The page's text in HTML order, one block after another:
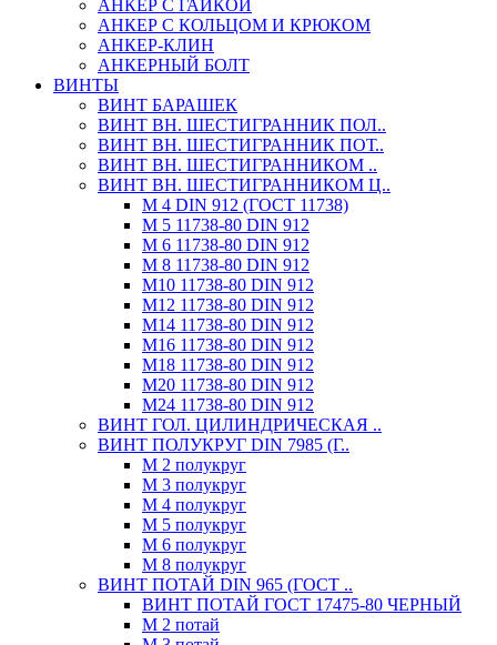
АНКЕР С ГАЙКОЙ
АНКЕР С КОЛЬЦОМ И КРЮКОМ
АНКЕР-КЛИН
АНКЕРНЫЙ БОЛТ
ВИНТЫ
ВИНТ БАРАШЕК
ВИНТ ВН. ШЕСТИГРАННИК ПОЛ..
ВИНТ ВН. ШЕСТИГРАННИК ПОТ..
ВИНТ ВН. ШЕСТИГРАННИКОМ ..
ВИНТ ВН. ШЕСТИГРАННИКОМ Ц..
М 4 DIN 912 (ГОСТ 11738)
М 5 11738-80 DIN 912
М 6 11738-80 DIN 912
М 8 11738-80 DIN 912
М10 11738-80 DIN 912
М12 11738-80 DIN 912
М14 11738-80 DIN 912
М16 11738-80 DIN 912
М18 11738-80 DIN 912
М20 11738-80 DIN 912
М24 11738-80 DIN 912
ВИНТ ГОЛ. ЦИЛИНДРИЧЕСКАЯ ..
ВИНТ ПОЛУКРУГ DIN 7985 (Г..
М 2 полукруг
М 3 полукруг
М 4 полукруг
М 5 полукруг
М 6 полукруг
М 8 полукруг
ВИНТ ПОТАЙ DIN 965 (ГОСТ ..
ВИНТ ПОТАЙ ГОСТ 17475-80 ЧЕРНЫЙ
М 2 потай